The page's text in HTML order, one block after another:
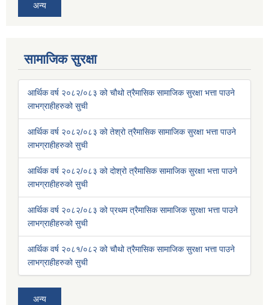
अन्य
सामाजिक सुरक्षा
आर्थिक वर्ष २०८२/०८३ को चौथो त्रैमासिक सामाजिक सुरक्षा भत्ता पाउने
लाभग्राहीहरुको सुची
आर्थिक वर्ष २०८२/०८३ को तेश्रो त्रैमासिक सामाजिक सुरक्षा भत्ता पाउने
लाभग्राहीहरुको सुची
आर्थिक वर्ष २०८२/०८३ को दोश्रो त्रैमासिक सामाजिक सुरक्षा भत्ता पाउने
लाभग्राहीहरुको सुची
आर्थिक वर्ष २०८२/०८३ को प्रथम त्रैमासिक सामाजिक सुरक्षा भत्ता पाउने
लाभग्राहीहरुको सुची
आर्थिक वर्ष २०८१/०८२ को चौथो त्रैमासिक सामाजिक सुरक्षा भत्ता पाउने
लाभग्राहीहरुको सुची
अन्य